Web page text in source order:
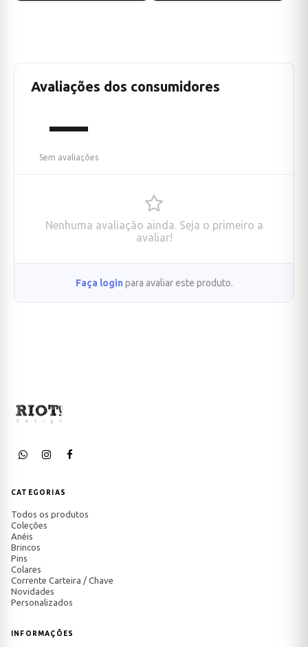
Avaliações dos consumidores
—
Sem avaliações
Nenhuma avaliação ainda. Seja o primeiro a
avaliar!
Faça login para avaliar este produto.
CATEGORIAS
Todos os produtos
Coleções
Anéis
Brincos
Pins
Colares
Corrente Carteira / Chave
Novidades
Personalizados
INFORMAÇÕES